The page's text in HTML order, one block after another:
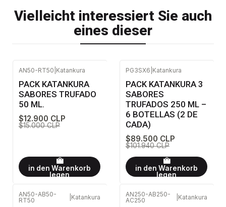
Vielleicht interessiert Sie auch
eines dieser
AN50-RT50 Katankura
PACK KATANKURA
SABORES TRUFADO
50 ML.
$12.900 CLP
$15.000 CLP
in den Warenkorb
legen
PG3SX6 Katankura
PACK KATANKURA 3
SABORES
TRUFADOS 250 ML –
6 BOTELLAS (2 DE
CADA)
$89.500 CLP
$101.940 CLP
in den Warenkorb
legen
-19%
AN50-AB50-
RT50
Katankura
AN250-AB250-
AC250
Katankura